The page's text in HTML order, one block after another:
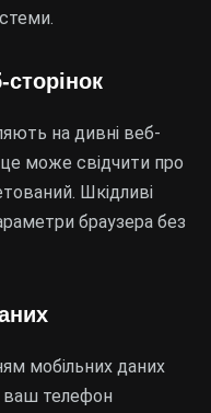
на дивні веб-
це може свідчити про
Шкідливі
браузера без
мобільних даних
ваш телефон